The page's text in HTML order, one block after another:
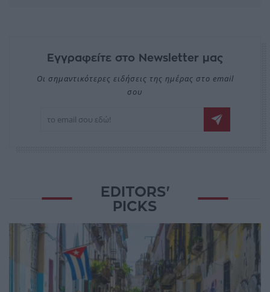
Εγγραφείτε στο Newsletter μας
Οι σημαντικότερες ειδήσεις της ημέρας στο email
σου
EDITORS'
PICKS